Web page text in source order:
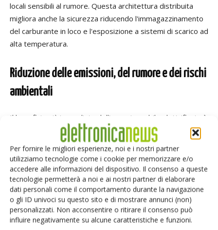
Per fornire le migliori esperienze, noi e i nostri partner
utilizziamo tecnologie come i cookie per memorizzare e/o
accedere alle informazioni del dispositivo. Il consenso a queste
tecnologie permetterà a noi e ai nostri partner di elaborare
dati personali come il comportamento durante la navigazione
o gli ID univoci su questo sito e di mostrare annunci (non)
personalizzati. Non acconsentire o ritirare il consenso può
influire negativamente su alcune caratteristiche e funzioni.
locali sensibili al rumore. Questa architettura distribuita
migliora anche la sicurezza riducendo l'immagazzinamento
del carburante in loco e l'esposizione a sistemi di scarico ad
alta temperatura.
Riduzione delle emissioni, del rumore e dei rischi
ambientali
Il beneficio più immediato dell'energia mobile elettrificata è
l'eliminazione delle emissioni in loco. Rimuovendo la
combustione dal punto d'uso, i sistemi ReVolt non
producono alcuno scarico di gas locale, contribuendo a
migliorare la qualità dell'aria e a ridurre l'impronta di
carbonio. A seconda delle fonti di ricarica e dei cicli di
lavoro, le riduzioni complessive delle emissioni possono
essere sostanziali rispetto ai sistemi a diesel.